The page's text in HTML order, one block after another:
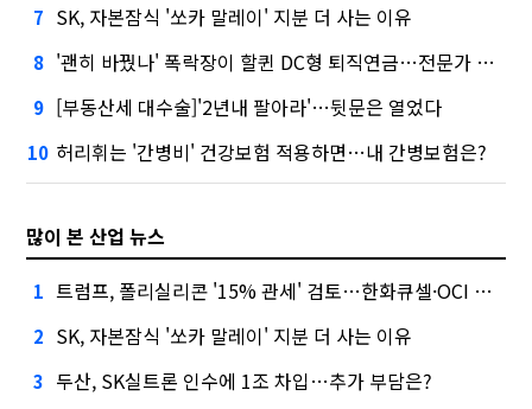
7 SK, 자본잠식 '쏘카 말레이' 지분 더 사는 이유
8 '괜히 바꿨나' 폭락장이 할퀸 DC형 퇴직연금…전문가 조언은
9 [부동산세 대수술]'2년내 팔아라'…뒷문은 열었다
10 허리휘는 '간병비' 건강보험 적용하면…내 간병보험은?
많이 본 산업 뉴스
1 트럼프, 폴리실리콘 '15% 관세' 검토…한화큐셀·OCI 영향은?
2 SK, 자본잠식 '쏘카 말레이' 지분 더 사는 이유
3 두산, SK실트론 인수에 1조 차입…추가 부담은?